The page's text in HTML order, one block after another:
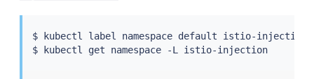
$ kubectl label namespace default istio-injection
$
kubectl get namespace -L istio-injection